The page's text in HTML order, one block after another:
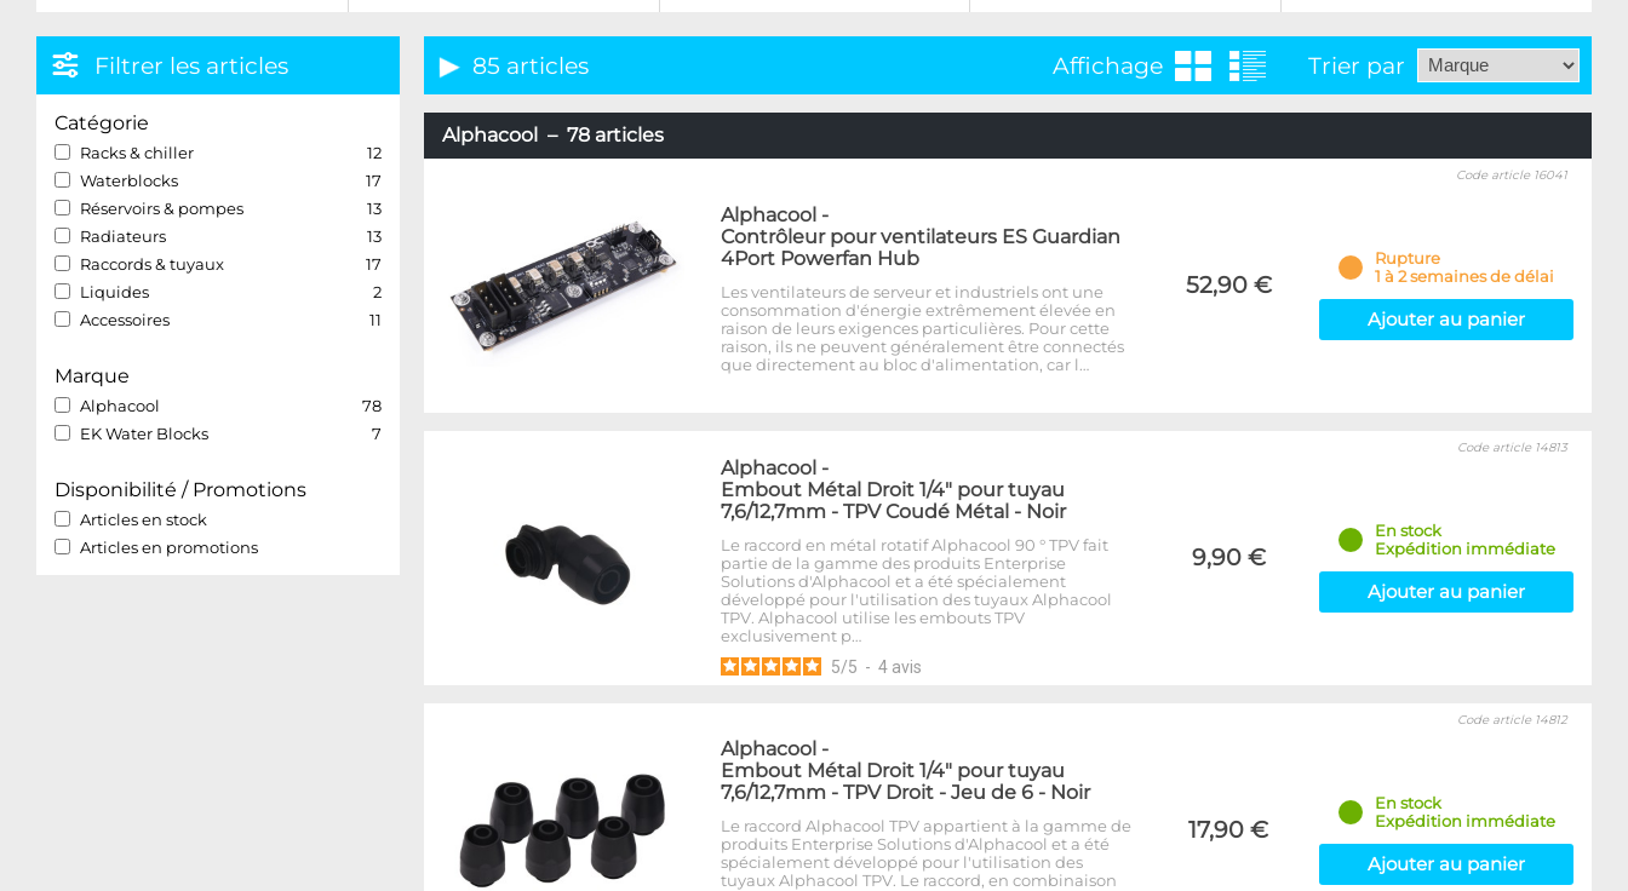
Filtrer les articles
Catégorie
Racks & chiller
12
Waterblocks
17
Réservoirs & pompes
13
Radiateurs
13
Raccords & tuyaux
17
Liquides
2
Accessoires
11
Marque
Alphacool
78
EK Water Blocks
7
Disponibilité / Promotions
Articles en stock
Articles en promotions
85 articles Affichage Trier par
Alphacool – 78 articles
Alphacool -
Contrôleur pour ventilateurs ES Guardian
4Port Powerfan Hub
Les ventilateurs de serveur et industriels ont une
consommation d'énergie extrêmement élevée en
raison de leurs exigences particulières. Pour cette
raison, ils ne peuvent généralement être connectés
que directement au bloc d'alimentation, car l…
52,90 €
Code article 16041
Rupture
1 à 2 semaines de délai
Ajouter au panier
Alphacool -
Embout Métal Droit 1/4" pour tuyau
7,6/12,7mm - TPV Coudé Métal - Noir
Le raccord en métal rotatif Alphacool 90 ° TPV fait
partie de la gamme des produits Enterprise
Solutions d'Alphacool et a été spécialement
développé pour l'utilisation des tuyaux Alphacool
TPV. Alphacool utilise les embouts TPV
exclusivement p…
5/5 - 4 avis
9,90 €
Code article 14813
En stock
Expédition immédiate
Ajouter au panier
Alphacool -
Embout Métal Droit 1/4" pour tuyau
7,6/12,7mm - TPV Droit - Jeu de 6 - Noir
Le raccord Alphacool TPV appartient à la gamme de
produits Enterprise Solutions d'Alphacool et a été
spécialement développé pour l'utilisation des
tuyaux Alphacool TPV. Le raccord, en combinaison
17,90 €
Code article 14812
En stock
Expédition immédiate
Ajouter au panier